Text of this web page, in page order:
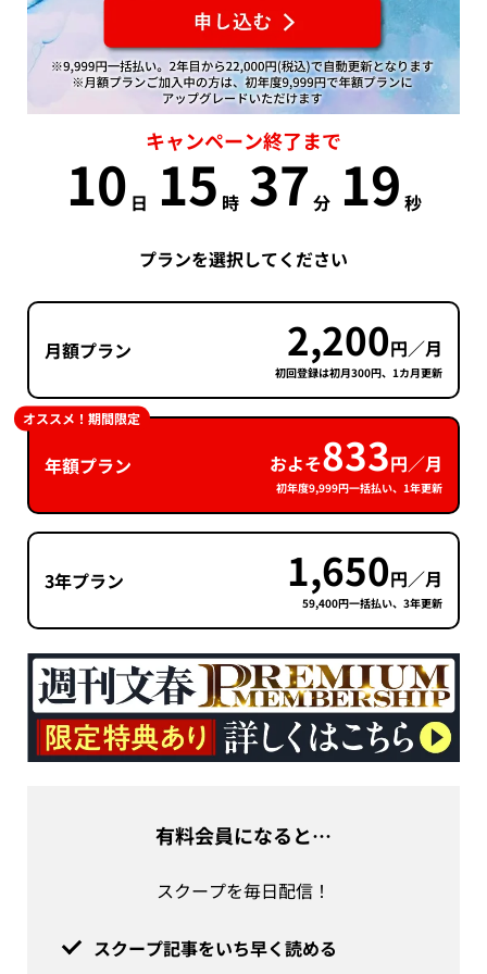
キャンペーン終了まで
10 日 15 時 37 分 18 秒
プランを選択してください
月額プラン 2,200円／月
初回登録は初月300円、1カ月更新
年額プラン およそ833円／月
初年度9,999円一括払い、1年更新
オススメ！期間限定
3年プラン 1,650円／月
59,400円一括払い、3年更新
有料会員になると…
スクープを毎日配信！
スクープ記事をいち早く読める